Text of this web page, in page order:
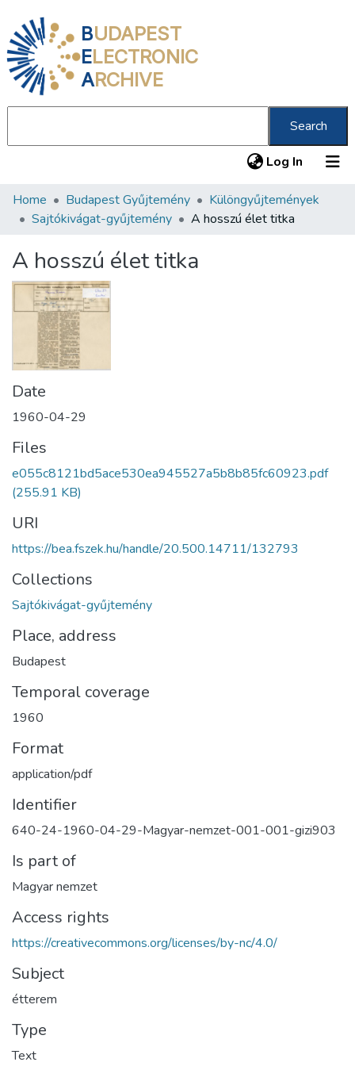
BUDAPEST
ELECTRONIC
ARCHIVE
Search
Log In (current)
Communities & Collections
Statistics
About us
Home Budapest Gyűjtemény
Különgyűjtemények
Sajtókivágat-gyűjtemény
A hosszú élet titka
A hosszú élet titka
Date
1960-04-29
Files
e055c8121bd5ace530ea945527a5b8b85fc60923.pdf
(255.91 KB)
URI
https://bea.fszek.hu/handle/20.500.14711/132793
Collections
Sajtókivágat-gyűjtemény
Place, address
Budapest
Temporal coverage
1960
Format
application/pdf
Identifier
640-24-1960-04-29-Magyar-nemzet-001-001-gizi903
Is part of
Magyar nemzet
Access rights
https://creativecommons.org/licenses/by-nc/4.0/
Subject
étterem
Type
Text